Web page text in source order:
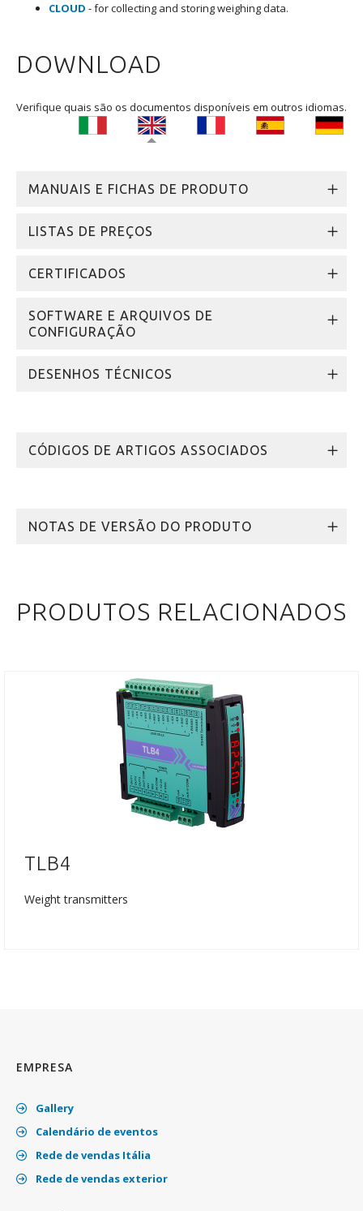
CLOUD - for collecting and storing weighing data.
DOWNLOAD
Verifique quais são os documentos disponíveis em outros idiomas.
MANUAIS E FICHAS DE PRODUTO
LISTAS DE PREÇOS
CERTIFICADOS
SOFTWARE E ARQUIVOS DE
CONFIGURAÇÃO
DESENHOS TÉCNICOS
CÓDIGOS DE ARTIGOS ASSOCIADOS
NOTAS DE VERSÃO DO PRODUTO
PRODUTOS RELACIONADOS
TLB4
Weight transmitters
EMPRESA
Gallery
Calendário de eventos
Rede de vendas Itália
Rede de vendas exterior